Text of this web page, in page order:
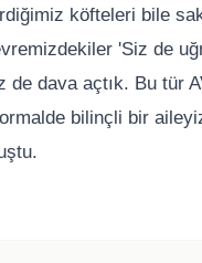
köfteleri bile
'Siz de
de dava açtık. Bu tür
bilinçli bir